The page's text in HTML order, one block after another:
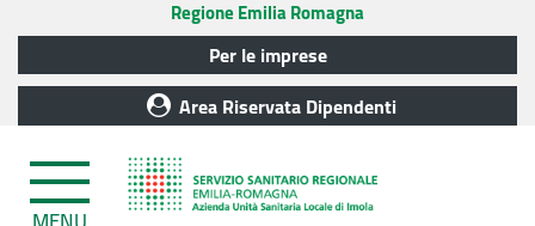
Regione Emilia Romagna
Per le imprese
Area Riservata Dipendenti